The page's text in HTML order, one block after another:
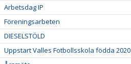
Arbetsdag IP
Föreningsarbeten
DIESELSTÖLD
Uppstart Valles Fotbollsskola födda 2020